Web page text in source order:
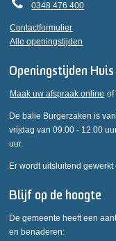
0348 476 400
Contactformulier
Alle openingstijden
Openingstijden
Maak uw afspraak online of
De balie Burgerzaken is
vrijdag van 09.00 - 12.00
uur.
Er wordt uitsluitend gewerkt
Blijf op de hoogte
De gemeente heeft een
en benaderen: